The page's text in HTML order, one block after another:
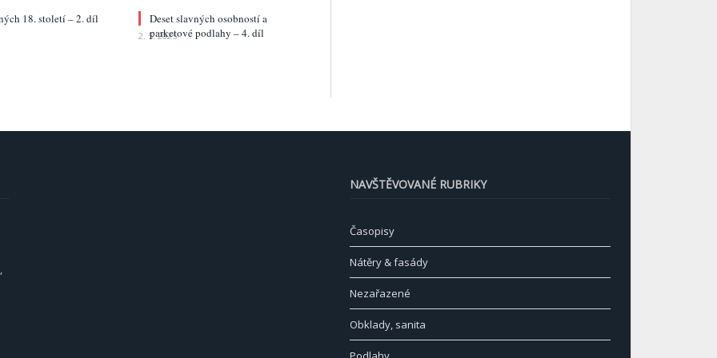
18. století – 2. díl
Deset slavných osobností a
parketové podlahy – 4. díl
2. 5. 2025
NAVŠTĚVOVANÉ RUBRIKY
Časopisy
Nátěry & fasády
Nezařazené
Obklady, sanita